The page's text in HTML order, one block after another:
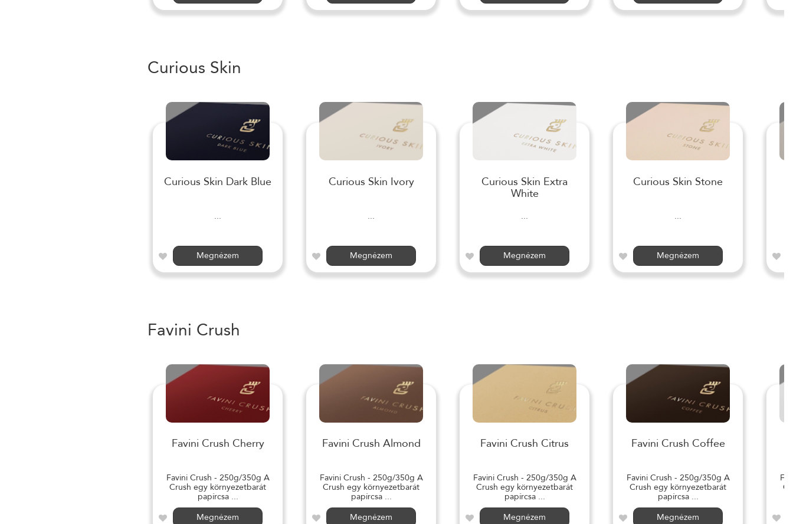
Curious Skin
Curious Skin Dark Blue
...
Megnézem
Curious Skin Ivory
...
Megnézem
Curious Skin Extra
White
...
Megnézem
Curious Skin Stone
...
Megnézem
Favini Crush
Favini Crush Cherry
Favini Crush - 250g/350g A
Crush egy környezetbarát
papírcsa ...
Megnézem
Favini Crush Almond
Favini Crush - 250g/350g A
Crush egy környezetbarát
papírcsa ...
Megnézem
Favini Crush Citrus
Favini Crush - 250g/350g A
Crush egy környezetbarát
papírcsa ...
Megnézem
Favini Crush Coffee
Favini Crush - 250g/350g A
Crush egy környezetbarát
papírcsa ...
Megnézem